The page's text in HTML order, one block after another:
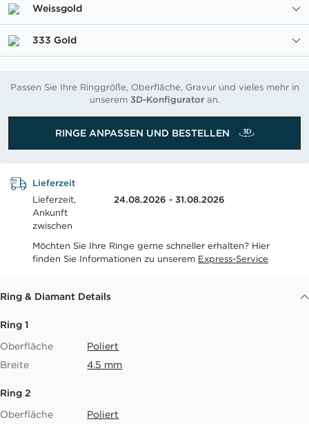
Weissgold
333 Gold
Passen Sie Ihre Ringgröße, Oberfläche, Gravur und vieles mehr in
unserem 3D-Konfiguratoran.
RINGE ANPASSEN UND BESTELLEN
Lieferzeit
Lieferzeit,
Ankunft
zwischen
24.08.2026 - 31.08.2026
Möchten Sie Ihre Ringe gerne schneller erhalten? Hier
finden Sie Informationen zu unserem Express-Service
Ring & Diamant Details
Ring 1
Oberfläche
Poliert
Breite
4.5 mm
Ring 2
Oberfläche
Poliert